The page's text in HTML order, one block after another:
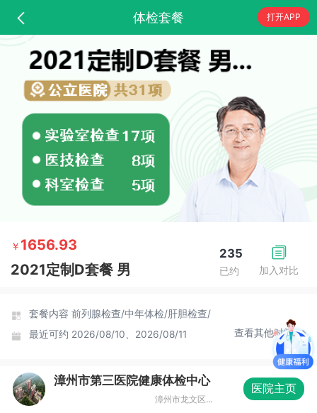
体检套餐 打开APP
加入对比
235
已约
￥ 1656.93
2021定制D套餐 男
套餐内容 前列腺检查/中年体检/肝胆检查/
最近可约 2026/08/10、2026/08/11 查看其他时间
漳州市第三医院健康体检中心
漳州市龙文区迎宾大道5号
医院主页